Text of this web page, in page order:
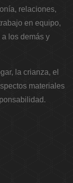
relaciones,
en equipo,
los demás y
la crianza, el
materiales